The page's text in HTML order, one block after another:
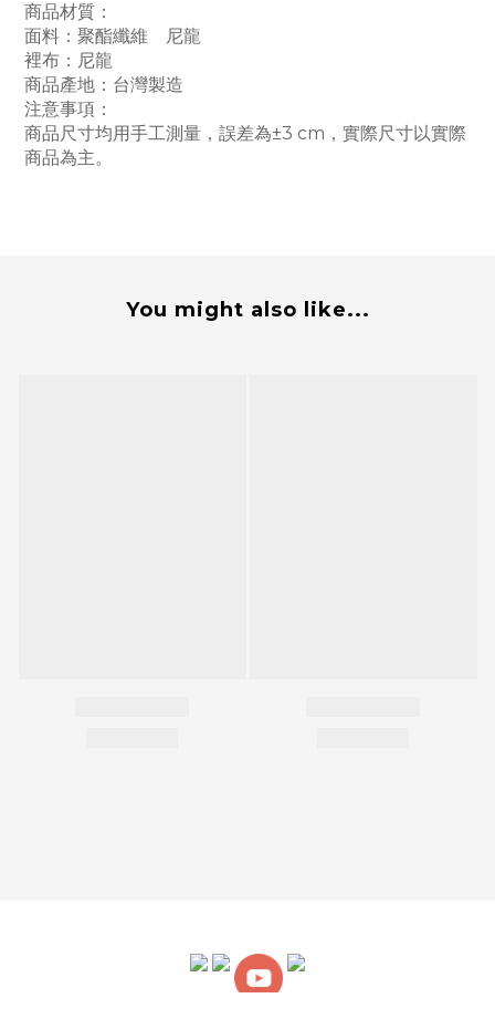
商品材質：
面料：聚酯纖維 尼龍
裡布：尼龍
商品產地：台灣製造
注意事項：
商品尺寸均用手工測量，誤差為±3 cm，實際尺寸以實際
商品為主。
You might also like...